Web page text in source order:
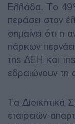
Ελλάδα. Το
περάσει στον
σημαίνει ότι η
πάρκων
της ΔΕΗ και
εδραιώνουν τη
Τα Διοικητικά
εταιρειών